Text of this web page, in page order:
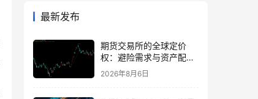
最新发布
期货交易所的全球定价
权：避险需求与资产配置
再平衡
2026年8月6日